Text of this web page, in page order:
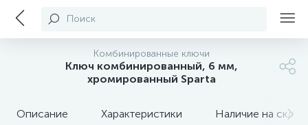
Поиск
Комбинированные ключи
Ключ комбинированный, 6 мм,
хромированный Sparta
Описание Характеристики Наличие на